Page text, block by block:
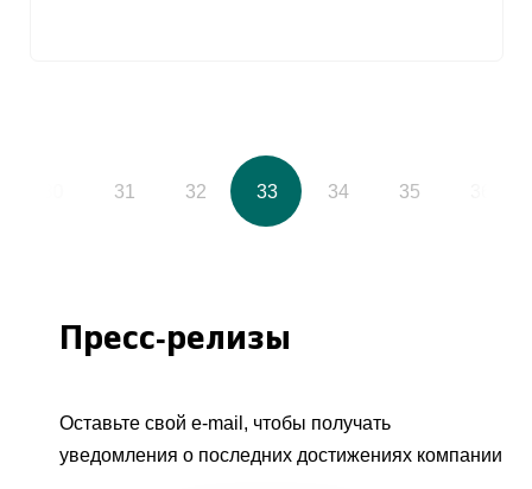
31 32 33 34 35
Пресс-релизы
Оставьте свой e-mail, чтобы получать
уведомления о последних достижениях компании